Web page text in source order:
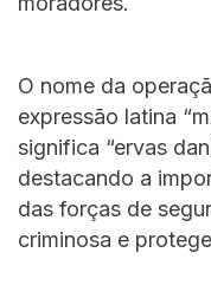
O nome da
expressão latina
significa “ervas
destacando a
das forças de
criminosa e